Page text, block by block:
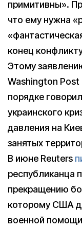
примитивны».
что ему нужна
конец
Этому
Washington
порядке
украинского
давления на
занятых
В июне Reuters
республиканца
прекращению
которому США
военной